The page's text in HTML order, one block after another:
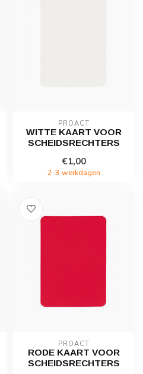
PROACT
WITTE KAART VOOR
SCHEIDSRECHTERS
€1,00
2-3 werkdagen
PROACT
RODE KAART VOOR
SCHEIDSRECHTERS